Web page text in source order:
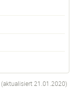
21.01.2020)